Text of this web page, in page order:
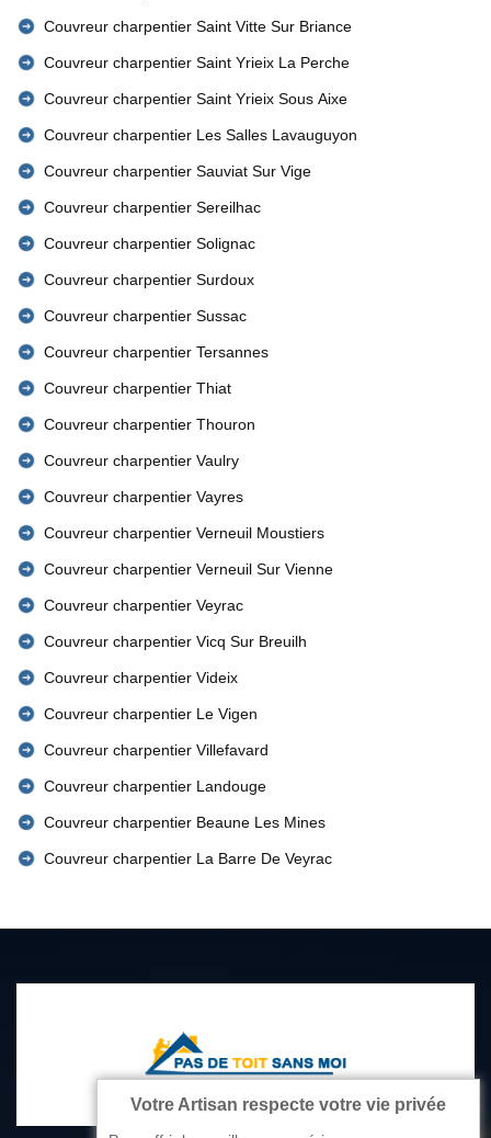
Couvreur charpentier Saint Vitte Sur Briance
Couvreur charpentier Saint Yrieix La Perche
Couvreur charpentier Saint Yrieix Sous Aixe
Couvreur charpentier Les Salles Lavauguyon
Couvreur charpentier Sauviat Sur Vige
Couvreur charpentier Sereilhac
Couvreur charpentier Solignac
Couvreur charpentier Surdoux
Couvreur charpentier Sussac
Couvreur charpentier Tersannes
Couvreur charpentier Thiat
Couvreur charpentier Thouron
Couvreur charpentier Vaulry
Couvreur charpentier Vayres
Couvreur charpentier Verneuil Moustiers
Couvreur charpentier Verneuil Sur Vienne
Couvreur charpentier Veyrac
Couvreur charpentier Vicq Sur Breuilh
Couvreur charpentier Videix
Couvreur charpentier Le Vigen
Couvreur charpentier Villefavard
Couvreur charpentier Landouge
Couvreur charpentier Beaune Les Mines
Couvreur charpentier La Barre De Veyrac
Votre Artisan respecte votre vie privée